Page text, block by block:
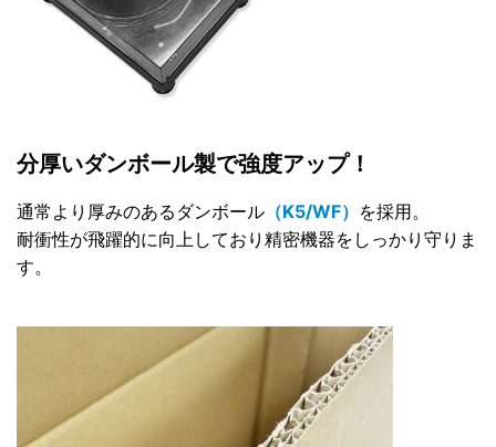
分厚いダンボール製で強度アップ！
通常より厚みのあるダンボール （K5/WF） を採用。
耐衝性が飛躍的に向上しており精密機器をしっかり守りま
す。